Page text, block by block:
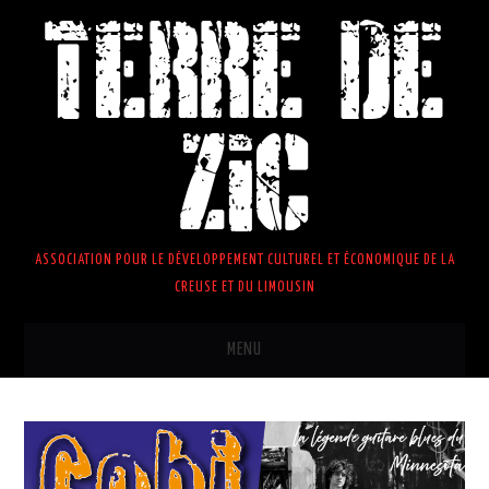
TERRE DE
ZIC
ASSOCIATION POUR LE DÉVELOPPEMENT CULTUREL ET ÉCONOMIQUE DE LA
CREUSE ET DU LIMOUSIN
MENU
ACTUS
BILLETTERIES